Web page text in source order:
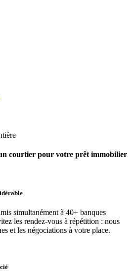
courtier pour votre prêt immobilier
simultanément à 40+ banques
les rendez-vous à répétition : nous
et les négociations à votre place.